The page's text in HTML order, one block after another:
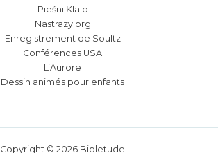
Pieśni Klalo
Nastrazy.org
Enregistrement de Soultz
Conférences USA
L’Aurore
Dessin animés pour enfants
Copyright © 2026 Bibletude